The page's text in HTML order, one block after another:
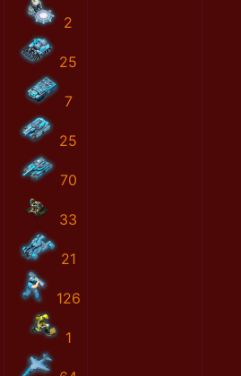
2
25
7
25
70
33
21
126
1